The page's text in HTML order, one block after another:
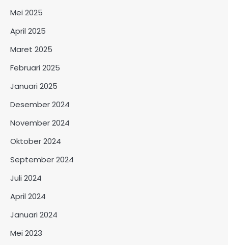
Mei 2025
April 2025
Maret 2025
Februari 2025
Januari 2025
Desember 2024
November 2024
Oktober 2024
September 2024
Juli 2024
April 2024
Januari 2024
Mei 2023